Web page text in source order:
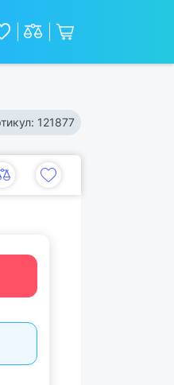
121877